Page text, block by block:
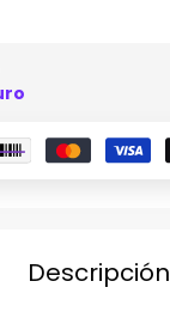
Descripción